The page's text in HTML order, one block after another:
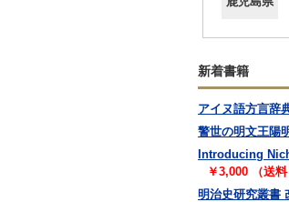
新着書籍
アイヌ語方言辞
警世の明文王陽
Introducing
￥3,000 （送料
明治史研究叢書